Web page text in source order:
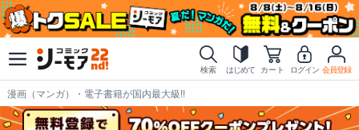
検索 はじめて カート ログイン 会員登録
漫画（マンガ）・電子書籍が国内最大級!!